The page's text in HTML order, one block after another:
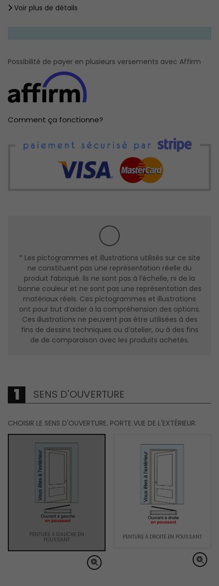
Revêtement PVC intérieur.
SYSTÈME D'ÉTANCHÉITÉ
Conçu pour les conditions extrêmes,.
serrure) = c/f magétique + c/f polyflex + c/f schlagel
d’air et de froid.
Système de seuil avec bris thermique très efficace contre
Voir plus de détails
Possibilité de payer en plusieurs versements avec Affirm
Comment ça fonctionne?
* Les pictogrammes et illustrations utilisés sur ce site
ne constituent pas une représentation réelle du
produit fabriqué. Ils ne sont pas à l’échelle, ni de la
bonne couleur et ne sont pas une représentation des
matériaux réels. Ces pictogrammes et illustrations
ont pour but d’aider à la compréhension des options.
Ces illustrations ne peuvent pas être utilisées à des
fins de dessins techniques ou d’atelier, ou à des fins
de de comparaison avec les produits achetés.
SENS D'OUVERTURE
CHOISIR LE SENS D'OUVERTURE. PORTE VUE DE L'EXTÉRIEUR.
PENTURE À GAUCHE EN
POUSSANT PENTURE À DROITE EN POUSSANT